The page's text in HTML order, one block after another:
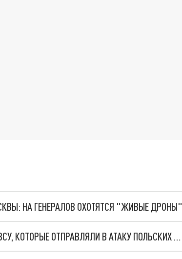
НА ГЕНЕРАЛОВ ОХОТЯТСЯ "ЖИВЫЕ ДРОНЫ"
РУССКИЙ ВОЕННЫЙ РАССКАЗАЛ О ПОДЛОСТИ ВСУ, КОТОРЫЕ ОТПРАВЛЯЛИ В АТАКУ ПОЛЬСКИХ НАЁМНИЦ